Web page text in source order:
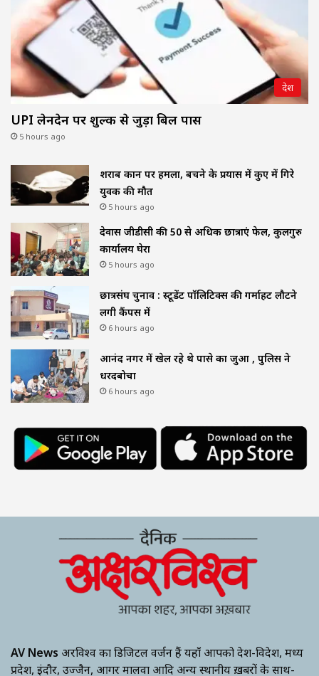
देश
UPI लेनदेन पर शुल्क से जुड़ा बिल पास
5 hours ago
शराब दुकान पर हमला, बचने के प्रयास में कुए में गिरे
युवक की मौत
5 hours ago
देवास जीडीसी की 50 से अधिक छात्राएं फेल, कुलगुरु
कार्यालय घेरा
5 hours ago
छात्रसंघ चुनाव : स्टूडेंट पॉलिटिक्स की गर्माहट लौटने
लगी कैंपस में
6 hours ago
आनंद नगर में खेल रहे थे पासे का जुआ , पुलिस ने
धरदबोचा
6 hours ago
AV News अक्षरविश्व का डिजिटल वर्जन हैं यहाँ आपको देश-विदेश, मध्य
प्रदेश, इंदौर, उज्जैन, आगर मालवा आदि अन्य स्थानीय ख़बरों के साथ-